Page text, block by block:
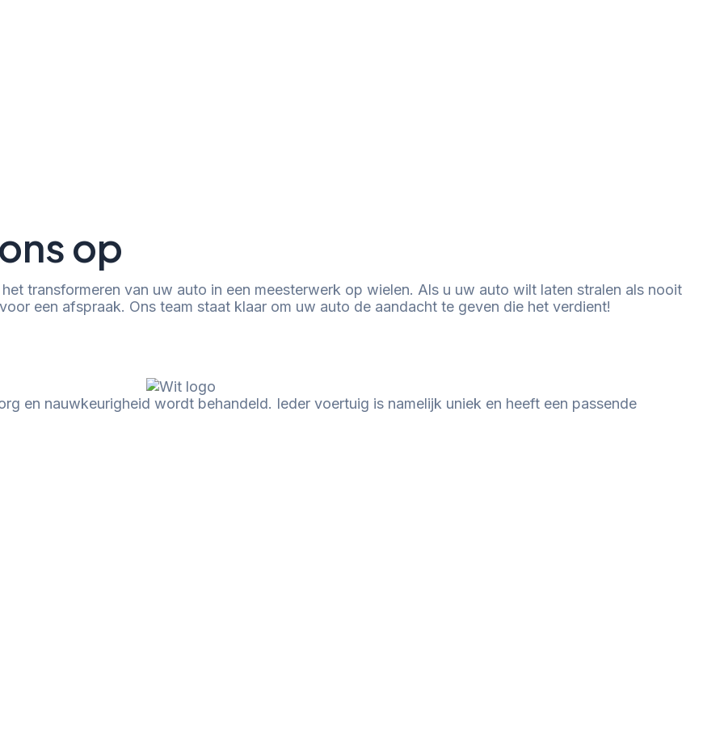
op
transformeren van uw auto in een meesterwerk op wielen. Als u uw auto wilt laten stralen als nooit
een afspraak. Ons team staat klaar om uw auto de aandacht te geven die het verdient!
en nauwkeurigheid wordt behandeld. Ieder voertuig is namelijk uniek en heeft een passende